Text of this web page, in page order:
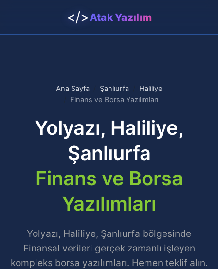
</>Atak Yazılım
Ana Sayfa Şanlıurfa
Haliliye
Finans ve Borsa Yazılımları
Yolyazı, Haliliye,
Şanlıurfa
Finans ve Borsa
Yazılımları
Yolyazı, Haliliye, Şanlıurfa bölgesinde
Finansal verileri gerçek zamanlı işleyen
kompleks borsa yazılımları. Hemen teklif alın.